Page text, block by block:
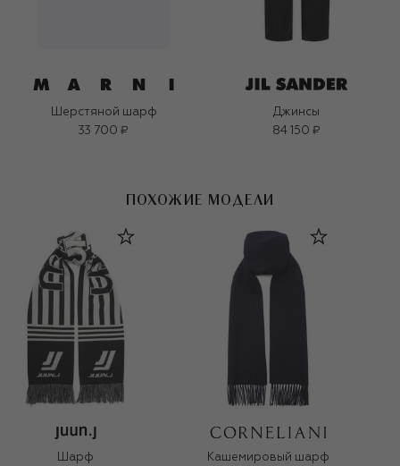
Шерстяной шарф
33 700 ₽
Джинсы
84 150 ₽
ПОХОЖИЕ МОДЕЛИ
Шарф Кашемировый шарф